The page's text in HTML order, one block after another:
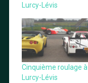
Lurcy-Lévis
Cinquième roulage à
Lurcy-Lévis